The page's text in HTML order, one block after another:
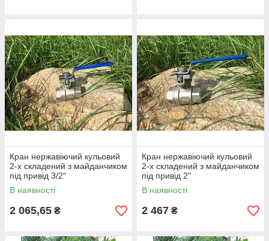
Кран нержавіючий кульовий
2-х складений з майданчиком
під привід 3/2"
В наявності
2 065,65 ₴
Кран нержавіючий кульовий
2-х складений з майданчиком
під привід 2"
В наявності
2 467 ₴